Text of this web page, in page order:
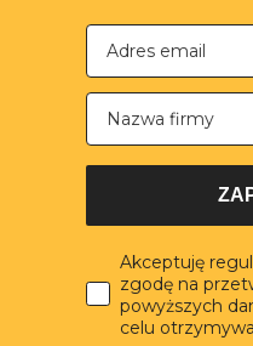
Nazwa firmy
Akceptuję
zgodę na
powyższych
celu